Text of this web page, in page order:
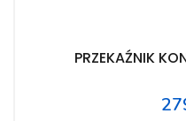
PRZEKAŹNIK